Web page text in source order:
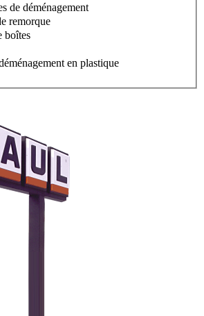
de déménagement
remorque
boîtes
en plastique